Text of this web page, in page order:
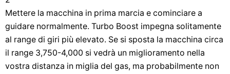
Mettere la macchina in prima marcia e cominciare a
guidare normalmente. Turbo Boost impegna solitamente
al range di giri più elevato. Se si sposta la macchina circa
il range 3,750-4,000 si vedrà un miglioramento nella
vostra distanza in miglia del gas, ma probabilmente non